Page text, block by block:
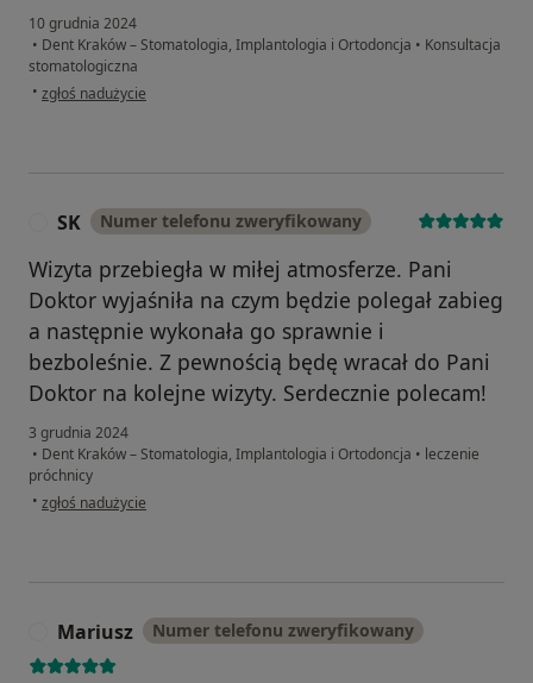
10 grudnia 2024
• Dent Kraków – Stomatologia, Implantologia i Ortodoncja • Konsultacja
stomatologiczna
• w opinii użytkownika Emilia
zgłoś nadużycie
SK Numer telefonu zweryfikowany
Wizyta przebiegła w miłej atmosferze. Pani
Doktor wyjaśniła na czym będzie polegał zabieg
a następnie wykonała go sprawnie i
bezboleśnie. Z pewnością będę wracał do Pani
Doktor na kolejne wizyty. Serdecznie polecam!
3 grudnia 2024
• Dent Kraków – Stomatologia, Implantologia i Ortodoncja • leczenie
próchnicy
• w opinii użytkownika SK
zgłoś nadużycie
Mariusz Numer telefonu zweryfikowany